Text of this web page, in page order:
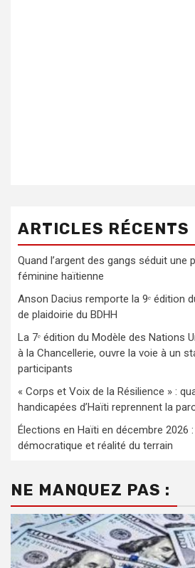
ARTICLES RÉCENTS
Quand l’argent des gangs séduit une
féminine haïtienne
Anson Dacius remporte la 9ᵉ édition
de plaidoirie du BDHH
La 7ᵉ édition du Modèle des Nations
à la Chancellerie, ouvre la voie à un
participants
« Corps et Voix de la Résilience » :
handicapées d’Haïti reprennent la
Élections en Haïti en décembre 2026
démocratique et réalité du terrain
NE MANQUEZ PAS :